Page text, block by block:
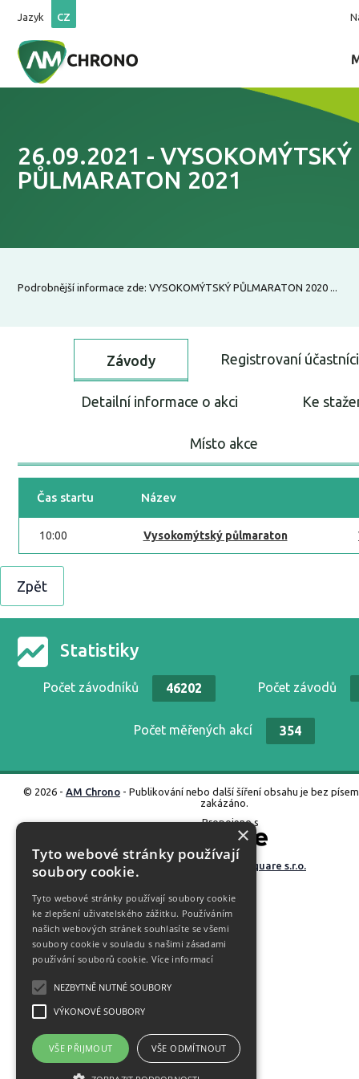
Jazyk CZ
26.09.2021 - VYSOKOMÝTSKÝ
PŮLMARATON 2021
Podrobnější informace zde: VYSOKOMÝTSKÝ PŮLMARATON 2020 ...
Závody Registrovaní účastníci
Detailní informace o akci Ke
Místo akce
Čas startu Název
10:00 Vysokomýtský půlmaraton
Zpět
Statistiky
Počet závodníků 46202 Počet závodů
Počet měřených akcí 354
© 2026 - AM Chrono - Publikování nebo další šíření obsahu je bez
zakázáno.
Propojeno s
Vyrobené ve studiu M square s.r.o.
×
Tyto webové stránky používají
soubory cookie.
Tyto webové stránky používají soubory cookie
ke zlepšení uživatelského zážitku. Používáním
našich webových stránek souhlasíte se všemi
soubory cookie v souladu s našimi zásadami
používání souborů cookie. Více informací
NEZBYTNĚ NUTNÉ SOUBORY
VÝKONOVÉ SOUBORY
VŠE PŘIJMOUT VŠE ODMÍTNOUT